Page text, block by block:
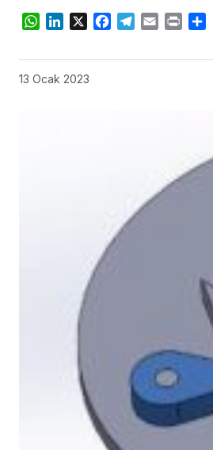
WhatsApp
LinkedIn
X Facebook
Telegram
Email Print
13 Ocak 2023